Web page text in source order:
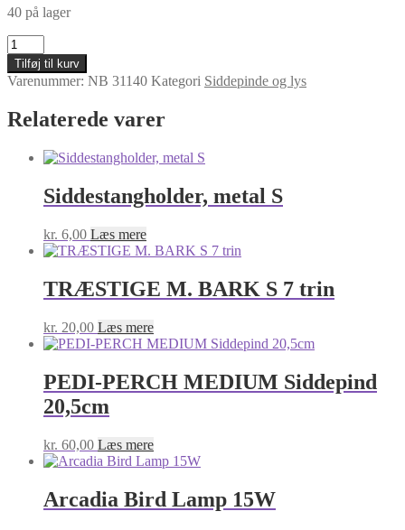
40 på lager
Siddepind
40cm
10-
12mm
antal
Tilføj til kurv
Varenummer: NB 31140 Kategori Siddepinde og lys
Relaterede varer
Siddestangholder, metal S
kr. 6,00 Læs mere
TRÆSTIGE M. BARK S 7 trin
kr. 20,00 Læs mere
PEDI-PERCH MEDIUM Siddepind
20,5cm
kr. 60,00 Læs mere
Arcadia Bird Lamp 15W